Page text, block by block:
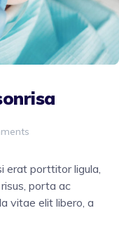
erat porttitor ligula,
porta ac
vitae elit libero, a